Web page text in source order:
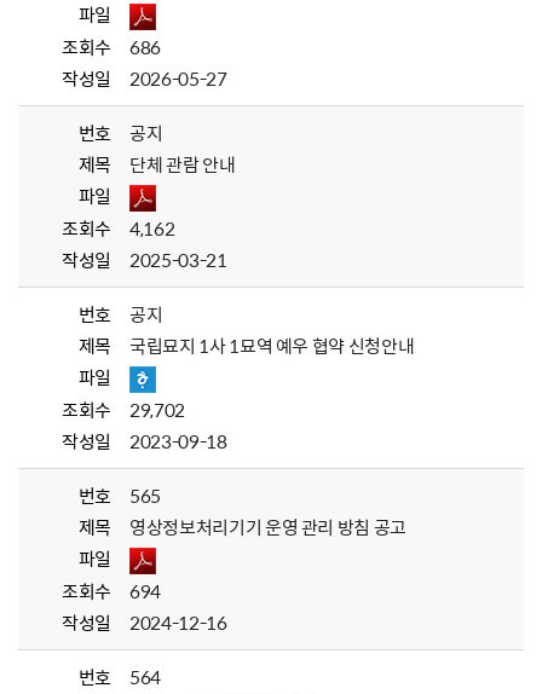
파일
조회수
686
작성일
2026-05-27
번호
공지
제목
단체 관람 안내
파일
조회수
4,162
작성일
2025-03-21
번호
공지
제목
국립묘지 1사 1묘역 예우 협약 신청안내
파일
조회수
29,702
작성일
2023-09-18
번호
565
제목
영상정보처리기기 운영 관리 방침 공고
파일
조회수
694
작성일
2024-12-16
번호
564